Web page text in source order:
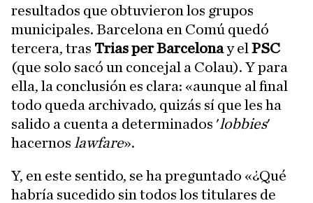
resultados que obtuvieron los grupos
municipales. Barcelona en Comú quedó
tercera, tras Trias per Barcelonay el PSC
(que solo sacó un concejal a Colau). Y para
ella, la conclusión es clara: «aunque al final
todo queda archivado, quizás sí que les ha
salido a cuenta a determinados 'lobbies'
hacernos lawfare».
Y, en este sentido, se ha preguntado «¿Qué
habría sucedido sin todos los titulares de